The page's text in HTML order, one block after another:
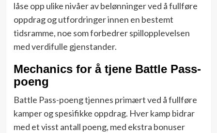
låse opp ulike nivåer av belønninger ved å fullføre
oppdrag og utfordringer innen en bestemt
tidsramme, noe som forbedrer spillopplevelsen
med verdifulle gjenstander.
Mechanics for å tjene Battle Pass-
poeng
Battle Pass-poeng tjennes primært ved å fullføre
kamper og spesifikke oppdrag. Hver kamp bidrar
med et visst antall poeng, med ekstra bonuser